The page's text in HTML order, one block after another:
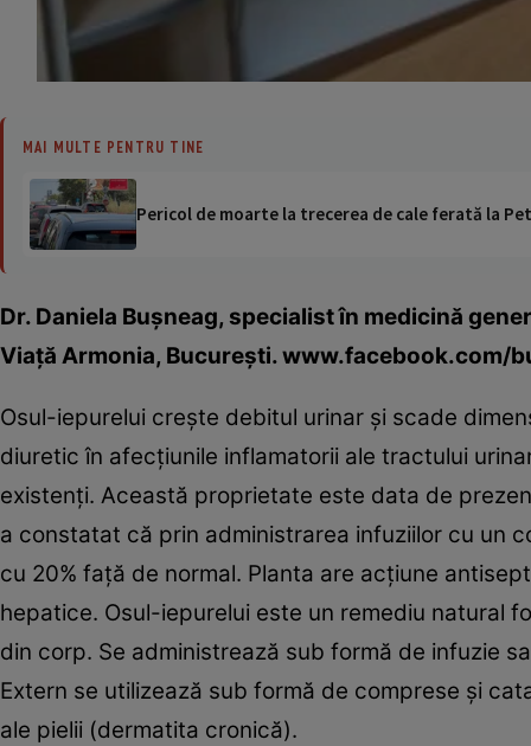
MAI MULTE PENTRU TINE
Pericol de moarte la trecerea de cale ferată la
Dr. Daniela Buşneag, specialist în medicină
Viaţă Armonia, Bucureşti. www.facebook.com/
Osul-iepurelui creşte debitul urinar şi scade
diuretic în afecţiunile inflamatorii ale tractului
existenţi. Această proprietate este data de
a constatat că prin administrarea infuziilor cu un
cu 20% faţă de normal. Planta are acţiune
hepatice. Osul-iepurelui este un remediu natural
din corp. Se administrează sub formă de infuzie
Extern se utilizează sub formă de comprese şi
ale pielii (dermatita cronică).